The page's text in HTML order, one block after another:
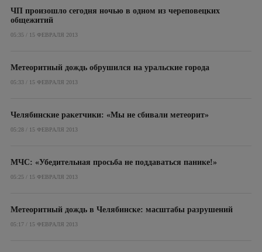
ЧП произошло сегодня ночью в одном из череповецких
общежитий
05:35 / 15 ФЕВРАЛЯ 2013
Метеоритный дождь обрушился на уральские города
05:33 / 15 ФЕВРАЛЯ 2013
Челябинские ракетчики: «Мы не сбивали метеорит»
05:28 / 15 ФЕВРАЛЯ 2013
МЧС: «Убедительная просьба не поддаваться панике!»
05:25 / 15 ФЕВРАЛЯ 2013
Метеоритный дождь в Челябинске: масштабы разрушений
05:17 / 15 ФЕВРАЛЯ 2013